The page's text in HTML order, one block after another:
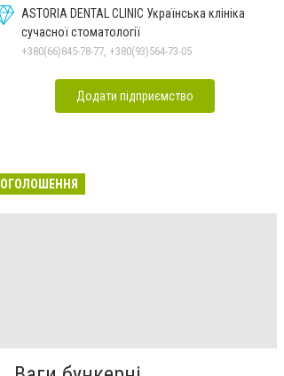
ASTORIA DENTAL CLINIC Українська клініка
сучасної стоматології
+380(66)845-78-77, +380(93)564-73-05
Додати підприємство
ОГОЛОШЕННЯ